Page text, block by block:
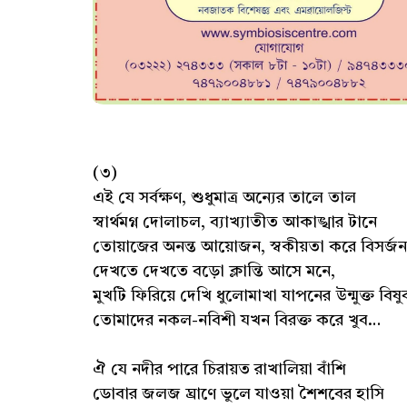
(৩)
এই যে সর্বক্ষণ, শুধুমাত্র অন্যের তালে তাল
স্বার্থমগ্ন দোলাচল, ব্যাখ্যাতীত আকাঙ্খার টানে
তোয়াজের অনন্ত আয়োজন, স্বকীয়তা করে বিসর্জন
দেখতে দেখতে বড়ো ক্লান্তি আসে মনে,
মুখটি ফিরিয়ে দেখি ধুলোমাখা যাপনের উন্মুক্ত
তোমাদের নকল-নবিশী যখন বিরক্ত করে খুব…
ঐ যে নদীর পারে চিরায়ত রাখালিয়া বাঁশি
ডোবার জলজ ঘ্রাণে ভুলে যাওয়া শৈশবের হাসি